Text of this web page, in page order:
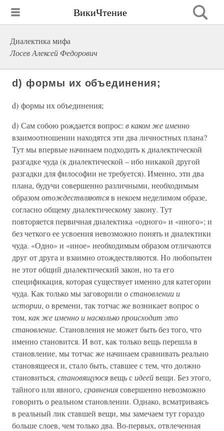
ВикиЧтение
Диалектика мифа
Лосев Алексей Федорович
d) формы их объединения;
d) формы их объединения;
d) Сам собою рождается вопрос: в каком же именно
взаимоотношении находятся эти два личностных плана?
Тут мы впервые начинаем подходить к диалектической
разгадке чуда (к диалектической – ибо никакой другой
разгадки для философии не требуется). Именно, эти два
плана, будучи совершенно различными, необходимым
образомотождествляютсяв некоем неделимом образе,
согласно общему диалектическому закону. Тут
повторяется первичная диалектика «одного» и «иного»; и
без четкого ее усвоения невозможно понять и диалектики
чуда. «Одно» и «иное» необходимым образом отличаются
друг от друга и взаимно отождествляются. Но любопытен
не этот общий диалектический закон, но та его
спецификация, которая существует именно для категории
чуда. Как только мы заговорили о становлении и
истории, о времени, так тотчас же возникает вопрос о
том, как же именно и насколько происходит это
становление. Становления не может быть без того, что
именно становится. И вот, как только вещь перешла в
становление, мы тотчас же начинаем сравнивать реально
становящееся и, стало быть, ставшее с тем, что должно
становиться, становящуюсявещь сидеейвещи. Без этого,
тайного или явного, сравнениясовершенно невозможно
говорить о реальном становлении. Однако, всматриваясь
в реальный лик ставшей вещи, мы замечаем тут гораздо
больше слоев, чем только два. Во-первых, отвлеченная